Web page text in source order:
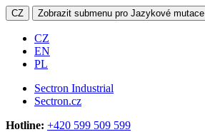
CZ Zobrazit submenu pro Jazykové mutace
CZ
EN
PL
Sectron Industrial
Sectron.cz
Hotline: +420 599 509 599